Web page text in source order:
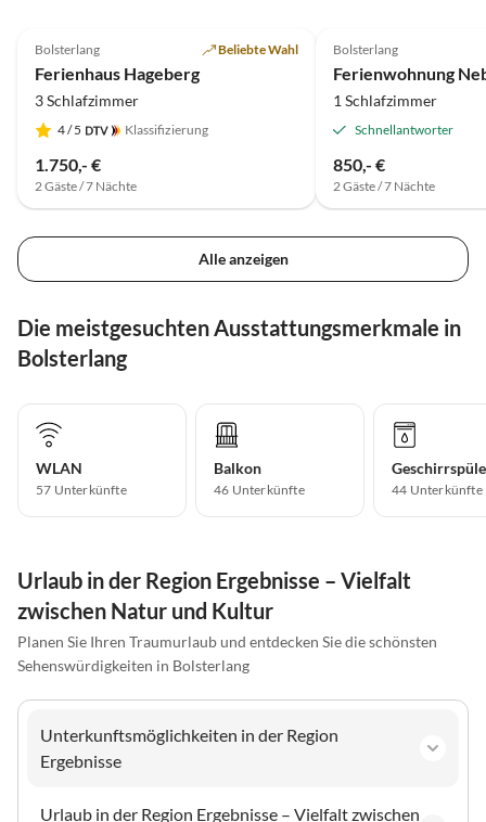
Bolsterlang Beliebte Wahl
Ferienhaus Hageberg
3 Schlafzimmer
4/ 5 Klassifizierung
1.750,- €
2 Gäste / 7 Nächte
Bolsterlang
1 Schlafzimmer
Schnellantworter
850,- €
2 Gäste / 7 Nächte
Alle anzeigen
Die meistgesuchten Ausstattungsmerkmale in
Bolsterlang
WLAN
57 Unterkünfte
Balkon
46 Unterkünfte 44 Unterkünfte
Urlaub in der Region Ergebnisse – Vielfalt
zwischen Natur und Kultur
Planen Sie Ihren Traumurlaub und entdecken Sie die schönsten
Sehenswürdigkeiten in Bolsterlang
Unterkunftsmöglichkeiten in der Region
Ergebnisse
Urlaub in der Region Ergebnisse – Vielfalt zwischen